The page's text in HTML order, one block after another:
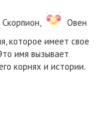
Скорпион,
Овен
которое имеет свое
имя вызывает
корнях и истории.